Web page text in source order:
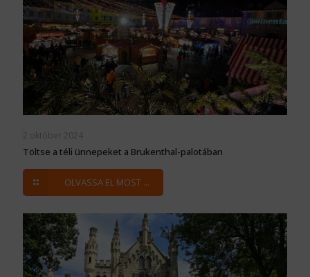
2 október 2024
Töltse a téli ünnepeket a Brukenthal-palotában
OLVASSA EL MOST ...